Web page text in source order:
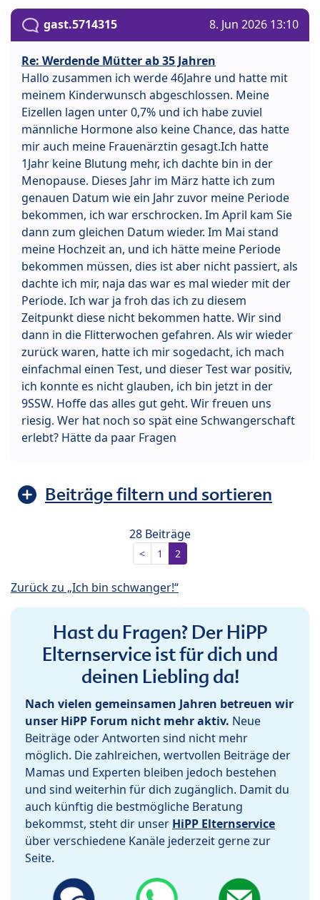
gast.5714315 8. Jun 2026 13:10
Re: Werdende Mütter ab 35 Jahren
Hallo zusammen ich werde 46Jahre und hatte mit
meinem Kinderwunsch abgeschlossen. Meine
Eizellen lagen unter 0,7% und ich habe zuviel
männliche Hormone also keine Chance, das hatte
mir auch meine Frauenärztin gesagt.Ich hatte
1Jahr keine Blutung mehr, ich dachte bin in der
Menopause. Dieses Jahr im März hatte ich zum
genauen Datum wie ein Jahr zuvor meine Periode
bekommen, ich war erschrocken. Im April kam Sie
dann zum gleichen Datum wieder. Im Mai stand
meine Hochzeit an, und ich hätte meine Periode
bekommen müssen, dies ist aber nicht passiert, als
dachte ich mir, naja das war es mal wieder mit der
Periode. Ich war ja froh das ich zu diesem
Zeitpunkt diese nicht bekommen hatte. Wir sind
dann in die Flitterwochen gefahren. Als wir wieder
zurück waren, hatte ich mir sogedacht, ich mach
einfachmal einen Test, und dieser Test war positiv,
ich konnte es nicht glauben, ich bin jetzt in der
9SSW. Hoffe das alles gut geht. Wir freuen uns
riesig. Wer hat noch so spät eine Schwangerschaft
erlebt? Hätte da paar Fragen
Beiträge filtern und sortieren
28 Beiträge
< 1 2
Zurück zu „Ich bin schwanger!“
Hast du Fragen? Der HiPP
Elternservice ist für dich und
deinen Liebling da!
Nach vielen gemeinsamen Jahren betreuen wir
unser HiPP Forum nicht mehr aktiv. Neue
Beiträge oder Antworten sind nicht mehr
möglich. Die zahlreichen, wertvollen Beiträge der
Mamas und Experten bleiben jedoch bestehen
und sind weiterhin für dich zugänglich. Damit du
auch künftig die bestmögliche Beratung
bekommst, steht dir unser HiPP Elternservice
über verschiedene Kanäle jederzeit gerne zur
Seite.